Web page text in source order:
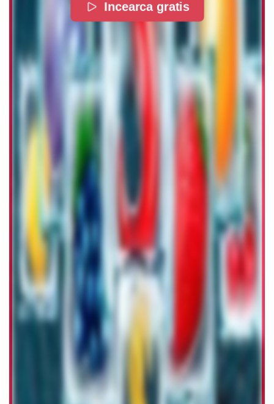
Incearca gratis